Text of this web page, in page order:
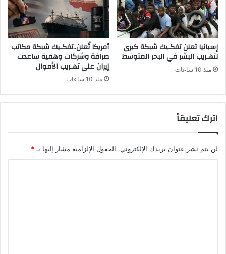
إسبانيا تعلن تفكـيك شبكة كبرى
لتهـريب البشر في البحر المتوسط
منذ 10 ساعات
أمريكا تُعلن..تفكـيك شبكة مكاتب
صرافة وشركات وهمية ساعدت
إيران على تهـريب الأموال
منذ 10 ساعات
اترك تعليقاً
لن يتم نشر عنوان بريدك الإلكتروني. الحقول الإلزامية مشار إليها بـ *